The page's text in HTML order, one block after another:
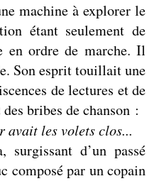
machine à explorer le
étant seulement de
en ordre de marche. Il
Son esprit touillait une
de lectures et de
bribes de chanson :
avait les volets clos...
surgissant d’un passé
par un copain